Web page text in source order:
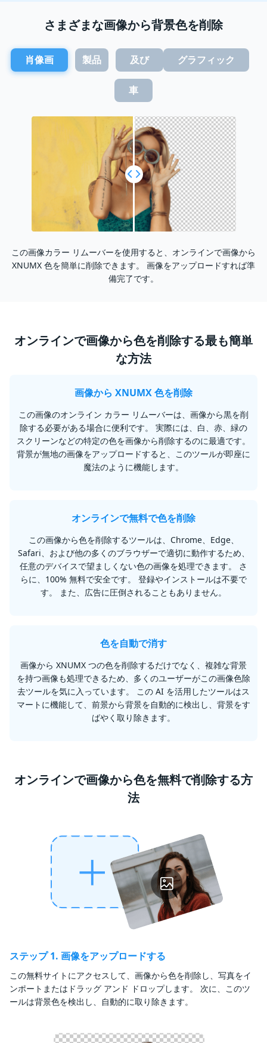
さまざまな画像から背景色を削除
肖像画 製品 及び グラフィック
車
この画像カラー リムーバーを使用すると、オンラインで画像から
XNUMX 色を簡単に削除できます。 画像をアップロードすれば準
備完了です。
オンラインで画像から色を削除する最も簡単
な方法
画像から XNUMX 色を削除
この画像のオンライン カラー リムーバーは、画像から黒を削
除する必要がある場合に便利です。 実際には、白、赤、緑の
スクリーンなどの特定の色を画像から削除するのに最適です。
背景が無地の画像をアップロードすると、このツールが即座に
魔法のように機能します。
オンラインで無料で色を削除
この画像から色を削除するツールは、Chrome、Edge、
Safari、および他の多くのブラウザーで適切に動作するため、
任意のデバイスで望ましくない色の画像を処理できます。 さ
らに、100% 無料で安全です。 登録やインストールは不要で
す。 また、広告に圧倒されることもありません。
色を自動で消す
画像から XNUMX つの色を削除するだけでなく、複雑な背景
を持つ画像も処理できるため、多くのユーザーがこの画像色除
去ツールを気に入っています。 この AI を活用したツールはス
マートに機能して、前景から背景を自動的に検出し、背景をす
ばやく取り除きます。
オンラインで画像から色を無料で削除する方
法
ステップ 1. 画像をアップロードする
この無料サイトにアクセスして、画像から色を削除し、写真をイ
ンポートまたはドラッグ アンド ドロップします。 次に、このツ
ールは背景色を検出し、自動的に取り除きます。